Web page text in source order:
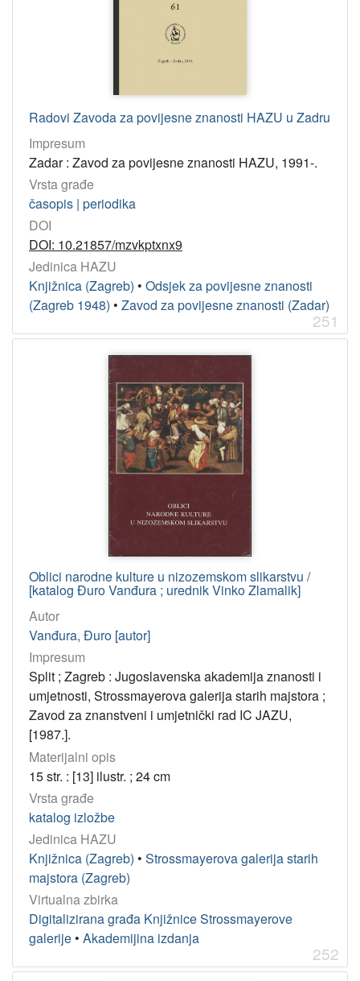
Radovi Zavoda za povijesne znanosti HAZU u Zadru
Impresum
Zadar : Zavod za povijesne znanosti HAZU, 1991-.
Vrsta građe
časopis | periodika
DOI
DOI: 10.21857/mzvkptxnx9
Jedinica HAZU
Knjižnica (Zagreb) • Odsjek za povijesne znanosti
(Zagreb 1948) • Zavod za povijesne znanosti (Zadar)
251
Oblici narodne kulture u nizozemskom slikarstvu /
[katalog Đuro Vanđura ; urednik Vinko Zlamalik]
Autor
Vanđura, Đuro [autor]
Impresum
Split ; Zagreb : Jugoslavenska akademija znanosti i
umjetnosti, Strossmayerova galerija starih majstora ;
Zavod za znanstveni i umjetnički rad IC JAZU,
[1987.].
Materijalni opis
15 str. : [13] ilustr. ; 24 cm
Vrsta građe
katalog izložbe
Jedinica HAZU
Knjižnica (Zagreb) • Strossmayerova galerija starih
majstora (Zagreb)
Virtualna zbirka
Digitalizirana građa Knjižnice Strossmayerove
galerije • Akademijina izdanja
252